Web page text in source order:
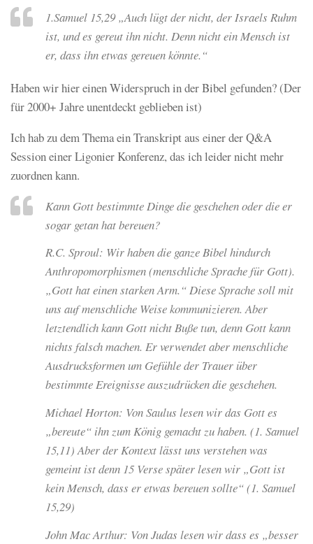
1.Samuel 15,29 „Auch lügt der nicht, der Israels Ruhm
ist, und es gereut ihn nicht. Denn nicht ein Mensch ist
er, dass ihn etwas gereuen könnte.“
Haben wir hier einen Widerspruch in der Bibel gefunden? (Der
für 2000+ Jahre unentdeckt geblieben ist)
Ich hab zu dem Thema ein Transkript aus einer der Q&A
Session einer Ligonier Konferenz, das ich leider nicht mehr
zuordnen kann.
Kann Gott bestimmte Dinge die geschehen oder die er
sogar getan hat bereuen?
R.C. Sproul: Wir haben die ganze Bibel hindurch
Anthropomorphismen (menschliche Sprache für Gott).
„Gott hat einen starken Arm.“ Diese Sprache soll mit
uns auf menschliche Weise kommunizieren. Aber
letztendlich kann Gott nicht Buße tun, denn Gott kann
nichts falsch machen. Er verwendet aber menschliche
Ausdrucksformen um Gefühle der Trauer über
bestimmte Ereignisse auszudrücken die geschehen.
Michael Horton: Von Saulus lesen wir das Gott es
„bereute“ ihn zum König gemacht zu haben. (1. Samuel
15,11) Aber der Kontext lässt uns verstehen was
gemeint ist denn 15 Verse später lesen wir „Gott ist
kein Mensch, dass er etwas bereuen sollte“ (1. Samuel
15,29)
John Mac Arthur: Von Judas lesen wir dass es „besser